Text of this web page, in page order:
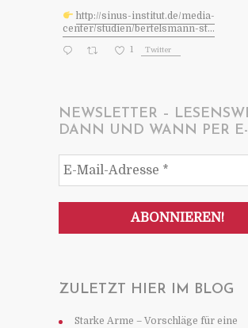
http://sinus-institut.de/media-
center/studien/bertelsmann-st...
1 Twitter
NEWSLETTER –
DANN UND WANN PER
ZULETZT HIER IM BLOG
Starke Arme – Vorschläge für eine